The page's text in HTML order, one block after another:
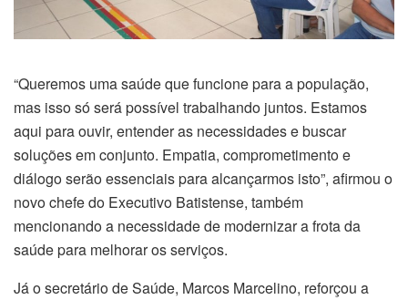
“Queremos uma saúde que funcione para a população,
mas isso só será possível trabalhando juntos. Estamos
aqui para ouvir, entender as necessidades e buscar
soluções em conjunto. Empatia, comprometimento e
diálogo serão essenciais para alcançarmos isto”, afirmou o
novo chefe do Executivo Batistense, também
mencionando a necessidade de modernizar a frota da
saúde para melhorar os serviços.
Já o secretário de Saúde, Marcos Marcelino, reforçou a